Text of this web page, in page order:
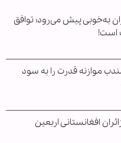
به‌خوبی پیش می‌رود؛ توافق
است!
موازنه قدرت را به سود
افغانستانی اربعین